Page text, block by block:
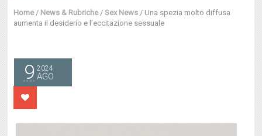
Home / News & Rubriche /Sex News / Una spezia molto diffusa
aumenta il desiderio e l’eccitazione sessuale
9 2024
AGO